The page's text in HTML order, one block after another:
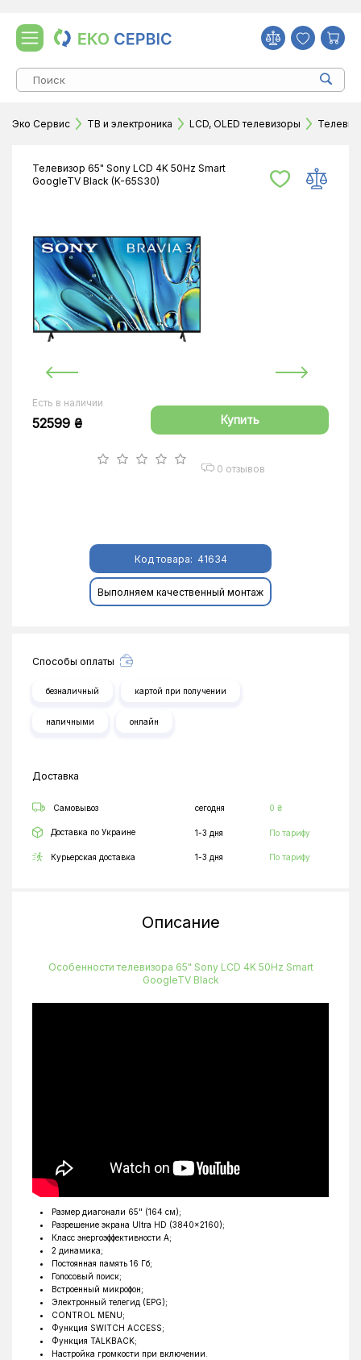
Эко Сервис ТВ и электроника LCD, OLED телевизоры
Телевизор 65" Sony LCD 4K 50Hz Smart
GoogleTV Black (K-65S30)
Есть в наличии
52599 ₴ Купить
0 отзывов
Код товара: 41634
Выполняем качественный монтаж
Способы оплаты
безналичный картой при получении
наличными онлайн
Доставка
Самовывоз сегодня 0 ₴
Доставка по Украине 1-3 дня По тарифу
Курьерская доставка 1-3 дня По тарифу
Описание
Особенности телевизора 65" Sony LCD 4K 50Hz Smart
GoogleTV Black
Размер диагонали 65" (164 см);
Разрешение экрана Ultra HD (3840x2160);
Класс энергоэффективности A;
2 динамика;
Постоянная память 16 Гб;
Голосовый поиск;
Встроенный микрофон;
Электронный телегид (EPG);
CONTROL MENU;
Функция SWITCH ACCESS;
Функция TALKBACK;
Настройка громкости при включении.